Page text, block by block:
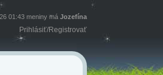
01:43 meniny má Jozefína
Prihlásiť/Registrovať